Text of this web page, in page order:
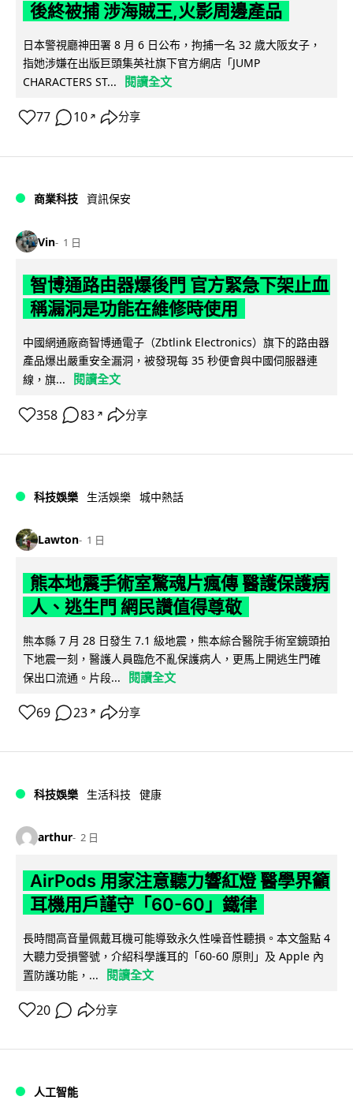
後終被捕 涉海賊王,火影周邊產品
日本警視廳神田署 8 月 6 日公布，拘捕一名 32 歲大阪女子，
指她涉嫌在出版巨頭集英社旗下官方網店「JUMP
CHARACTERS ST...
閱讀全文
77 10 ↗ 分享
商業科技 資訊保安
Vin 1 日
智博通路由器爆後門 官方緊急下架止血
稱漏洞是功能在維修時使用
中國網通廠商智博通電子（Zbtlink Electronics）旗下的路由器
產品爆出嚴重安全漏洞，被發現每 35 秒便會與中國伺服器連
線，旗...
閱讀全文
358 83 ↗ 分享
科技娛樂 生活娛樂 城中熱話
Lawton 1 日
熊本地震手術室驚魂片瘋傳 醫護保護病
人、逃生門 網民讚值得尊敬
熊本縣 7 月 28 日發生 7.1 級地震，熊本綜合醫院手術室鏡頭拍
下地震一刻，醫護人員臨危不亂保護病人，更馬上開逃生門確
保出口流通。片段...
閱讀全文
69 23 ↗ 分享
科技娛樂 生活科技 健康
arthur 2 日
AirPods 用家注意聽力響紅燈 醫學界籲
耳機用戶謹守「60-60」鐵律
長時間高音量佩戴耳機可能導致永久性噪音性聽損。本文盤點 4
大聽力受損警號，介紹科學護耳的「60-60 原則」及 Apple 內
置防護功能，...
閱讀全文
20 分享
人工智能